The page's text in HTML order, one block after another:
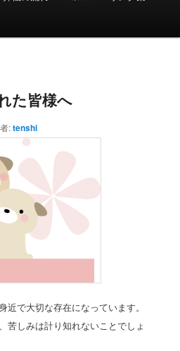
た皆様へ
:tenshi
で大切な存在になっています。
苦しみは計り知れないことでしょ